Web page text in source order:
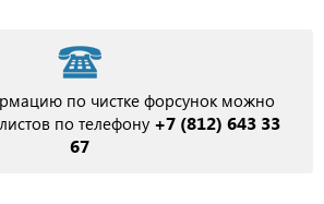
по чистке форсунок можно
по телефону +7 (812) 643 33
67